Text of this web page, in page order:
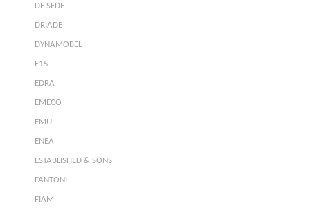
DE SEDE
DRIADE
DYNAMOBEL
E15
EDRA
EMECO
EMU
ENEA
ESTABLISHED & SONS
FANTONI
FIAM